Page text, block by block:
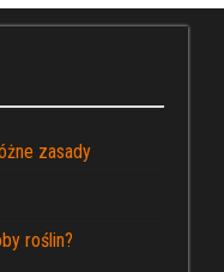
zasady
roślin?